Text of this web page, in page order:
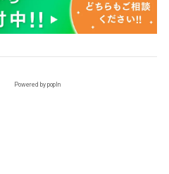
Powered by popIn